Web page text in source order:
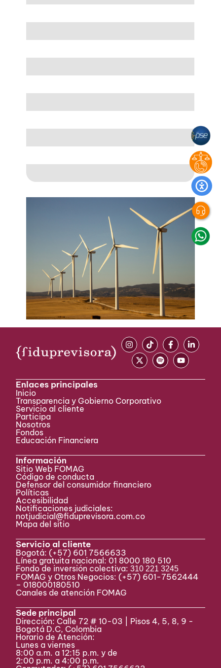
Enlaces principales
Inicio
Transparencia y Gobierno Corporativo
Servicio al cliente
Participa ​
Nosotros
Fondos
Educación Financiera
Información
Sitio Web FOMAG
Código de conducta
Defensor del consumidor financiero
Políticas
Accesibilidad
Notificaciones judiciales:
notjudicial@fiduprevisora.com.co
Mapa del sitio
Servicio al cliente
Bogotá: (+57) 601 7566633
Línea gratuita nacional: 01 8000 180 510
Fondo de inversión colectiva:310 221 3245
FOMAG y Otros Negocios: (+57) 601-7562444
– 018000180510
Canales de atención FOMAG
Sede principal
Dirección: Calle 72 # 10-03 | Pisos 4, 5, 8, 9 -
Bogotá D.C, Colombia
Horario de Atención:
Lunes a viernes
8:00 a.m. a 12:15 p.m. y de
2:00 p.m. a 4:00 p.m.